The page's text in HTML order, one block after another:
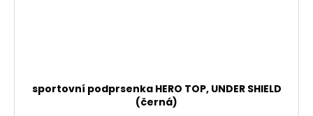
sportovní podprsenka HERO TOP, UNDER SHIELD
(černá)